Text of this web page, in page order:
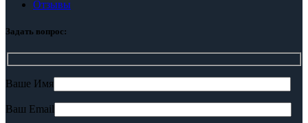
Отзывы
Задать вопрос:
Ваше Имя
Ваш Email